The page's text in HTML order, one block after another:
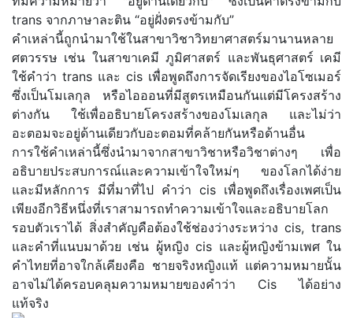
trans จากภาษาละติน “อยู่ฝั่งตรงข้ามกับ”
คำเหล่านี้ถูกนำมาใช้ในสาขาวิชาวิทยาศาสตร์มานานหลาย
ศตวรรษ เช่น ในสาขาเคมี ภูมิศาสตร์ และพันธุศาสตร์ เคมี
ใช้คำว่า trans และ cis เพื่อพูดถึงการจัดเรียงของไอโซเมอร์
ซึ่งเป็นโมเลกุล หรือไอออนที่มีสูตรเหมือนกันแต่มีโครงสร้าง
ต่างกัน ใช้เพื่ออธิบายโครงสร้างของโมเลกุล และไม่ว่า
อะตอมจะอยู่ด้านเดียวกับอะตอมที่คล้ายกันหรือด้านอื่น
การใช้คำเหล่านี้ซึ่งนำมาจากสาขาวิชาหรือวิชาต่างๆ เพื่อ
อธิบายประสบการณ์และความเข้าใจใหม่ๆ ของโลกได้ง่าย
และมีหลักการ มีที่มาที่ไป คำว่า cis เพื่อพูดถึงเรื่องเพศเป็น
เพียงอีกวิธีหนึ่งที่เราสามารถทำความเข้าใจและอธิบายโลก
รอบตัวเราได้ สิ่งสำคัญคือต้องใช้ช่องว่างระหว่าง cis, trans
และคำที่แนบมาด้วย เช่น ผู้หญิง cis และผู้หญิงข้ามเพศ ใน
คำไทยที่อาจใกล้เคียงคือ ชายจริงหญิงแท้ แต่ความหมายนั้น
อาจไม่ได้ครอบคลุมความหมายของคำว่า Cis ได้อย่าง
แท้จริง